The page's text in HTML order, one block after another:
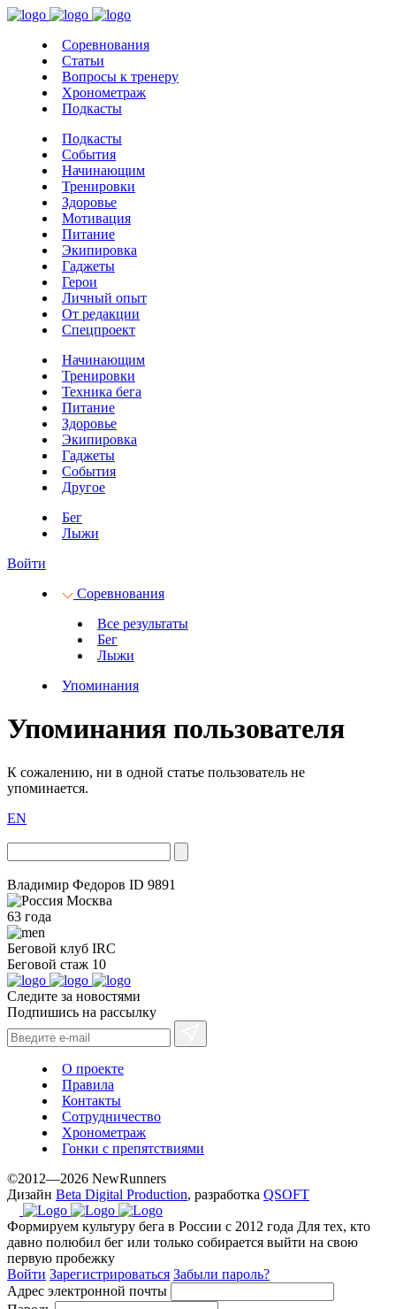
Соревнования
Статьи
Вопросы к тренеру
Хронометраж
Подкасты
Подкасты
События
Начинающим
Тренировки
Здоровье
Мотивация
Питание
Экипировка
Гаджеты
Герои
Личный опыт
От редакции
Спецпроект
Начинающим
Тренировки
Техника бега
Питание
Здоровье
Экипировка
Гаджеты
События
Другое
Бег
Лыжи
Войти
Соревнования
Все результаты
Бег
Лыжи
Упоминания
Упоминания пользователя
К сожалению, ни в одной статье пользователь не
упоминается.
EN
Владимир Федоров ID 9891
Москва
63 года
Беговой клуб IRC
Беговой стаж 10
Следите за новостями
Подпишись на рассылку
О проекте
Правила
Контакты
Сотрудничество
Хронометраж
Гонки с препятствиями
©2012—2026 NewRunners
Дизайн Beta Digital Production, разработка QSOFT
Формируем культуру бега в России с 2012 года Для тех, кто
давно полюбил бег или только собирается выйти на свою
первую пробежку
Войти Зарегистрироваться Забыли пароль?
Адрес электронной почты